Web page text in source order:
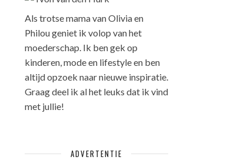
Als trotse mama van Olivia en
Philou geniet ik volop van het
moederschap. Ik ben gek op
kinderen, mode en lifestyle en ben
altijd opzoek naar nieuwe inspiratie.
Graag deel ik al het leuks dat ik vind
met jullie!
ADVERTENTIE